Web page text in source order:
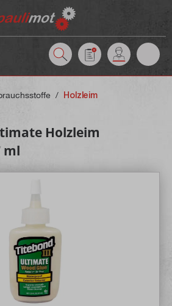
/ Holzleim
Holzleim
ml